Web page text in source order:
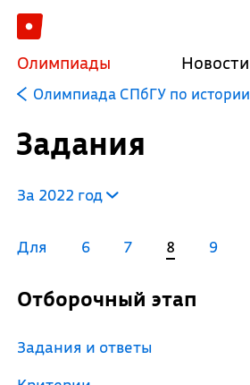
Олимпиады Новости
Олимпиада СПбГУ по истории
Задания
За 2022 год
Для 6 7 8 9
Отборочный этап
Задания и ответы